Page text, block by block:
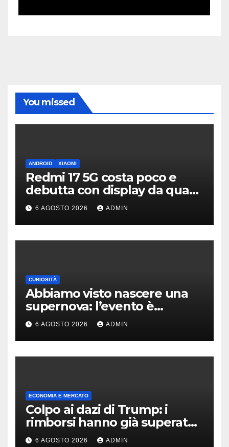
You missed
ANDROID XIAOMI
Redmi 17 5G costa poco e
debutta con display da quasi
7 pollici e batteria enorme
6 AGOSTO 2026 ADMIN
CURIOSITÀ
Abbiamo visto nascere una
supernova: l’evento è
rarissimo
6 AGOSTO 2026 ADMIN
ECONOMIA E MERCATO
Colpo ai dazi di Trump: i
rimborsi hanno già superato i
100 miliardi di dollari
6 AGOSTO 2026 ADMIN